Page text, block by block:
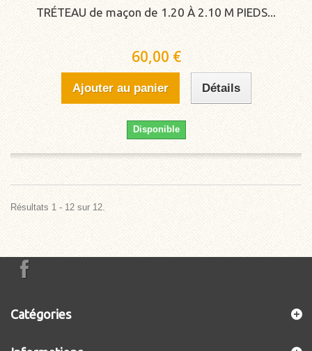
TRÉTEAU de maçon de 1.20 À 2.10 M PIEDS...
60,00 €
Ajouter au panier Détails
Disponible
Résultats 1 - 12 sur 12.
Catégories